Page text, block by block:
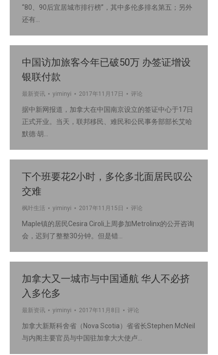
“80、90后宜居城市排行榜”，其中多伦多排名第五；另外
还有…
中国访加旅客今年已破50万 办签证增设
银联付款
最新资讯 yiminyi 2017年11月17日 评论
据中新网报道，加拿大在中国南京设立的签证中心于17日
正式开业。当天，联邦移民、难民和公民事务部部长艾哈
默德·胡…
下个班要花2小时，多伦多北面居民叹公
交难
枫叶生活 yiminyi 2017年11月15日 评论
Maple镇的居民Cesira Ciroli上周参加Metrolinx的公开咨询
会，迟到了整整30分钟。但是错…
加拿大又一城市与中国通航 华人不必挤
入多伦多
最新资讯 yiminyi 2017年11月8日 评论
加拿大新斯科舍省（Nova Scotia）省省长Stephen McNeil
与内阁主要官员与中国驻加拿大大使卢…